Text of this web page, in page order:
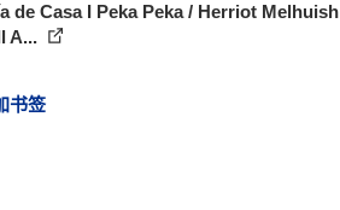
de Casa I Peka Peka / Herriot Melhuish
A...
书签